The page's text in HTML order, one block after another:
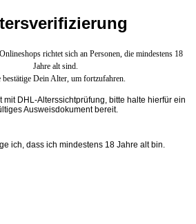
richtet sich an Personen, die mindestens 18
Jahre alt sind.
bestätige Dein Alter, um fortzufahren.
mit DHL-Alterssichtprüfung, bitte halte hierfür ein
Ausweisdokument bereit.
ich, dass ich mindestens 18 Jahre alt bin.